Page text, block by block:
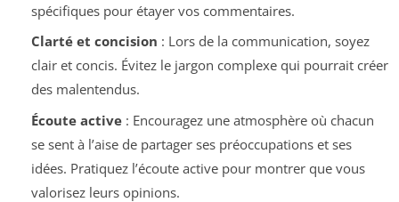
spécifiques pour étayer vos commentaires.
Clarté et concision : Lors de la communication, soyez
clair et concis. Évitez le jargon complexe qui pourrait créer
des malentendus.
Écoute active: Encouragez une atmosphère où chacun
se sent à l’aise de partager ses préoccupations et ses
idées. Pratiquez l’écoute active pour montrer que vous
valorisez leurs opinions.